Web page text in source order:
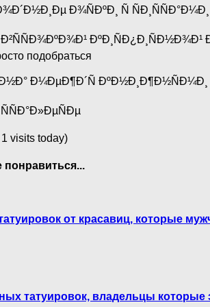
подобраться
visits today)
понравиться...
от красавиц, которые
татуировок, владельцы которые